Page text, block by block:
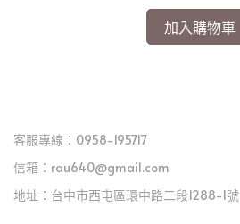
加入購物車
客服專線：0958-195717
信箱：rau640@gmail.com
地址：台中市西屯區環中路二段1288-1號